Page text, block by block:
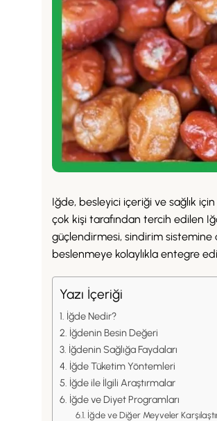
Iğde, besleyici içeriği ve sağlık
çok kişi tarafından tercih edilen
güçlendirmesi, sindirim sistemine
beslenmeye kolaylıkla entegre
Yazı İçeriği
İğde Nedir?
İğdenin Besin Değeri
İğdenin Sağlığa Faydaları
İğde Tüketim Yöntemleri
İğde ile İlgili Araştırmalar
İğde ve Diyet Programları
İğde ve Diğer Meyveler